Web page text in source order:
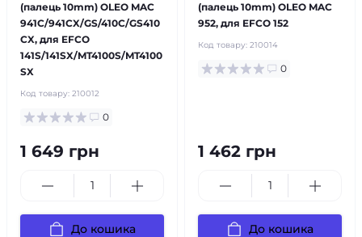
(палець 10mm) OLEO MAC
941C/941CX/GS/410C/GS410
CX, для EFCO
141S/141SX/MT4100S/MT4100
SX
Код товару: 210012
0
1 649 грн
До кошика
(палець 10mm) OLEO MAC
952, для EFCO 152
Код товару: 210014
0
1 462 грн
До кошика